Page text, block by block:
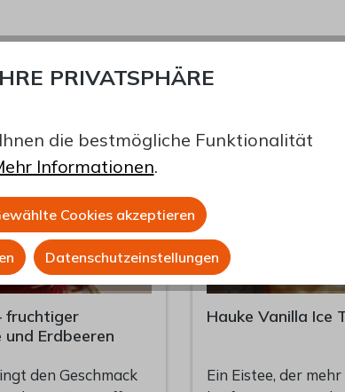
fruchtiger
Erdbeeren
den Geschmack
Hauke Vanilla Ice
Ein Eistee, der
PRIVATSPHÄRE
die bestmögliche Funktionalität
Informationen.
Cookies akzeptieren
Datenschutzeinstellungen